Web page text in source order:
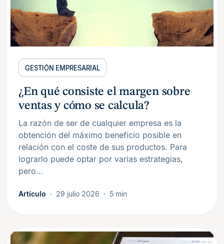
GESTIÓN EMPRESARIAL
¿En qué consiste el margen sobre
ventas y cómo se calcula?
La razón de ser de cualquier empresa es la
obtención del máximo beneficio posible en
relación con el coste de sus productos. Para
lograrlo puede optar por varias estrategias,
pero…
Artículo 29 julio 2026 5 min